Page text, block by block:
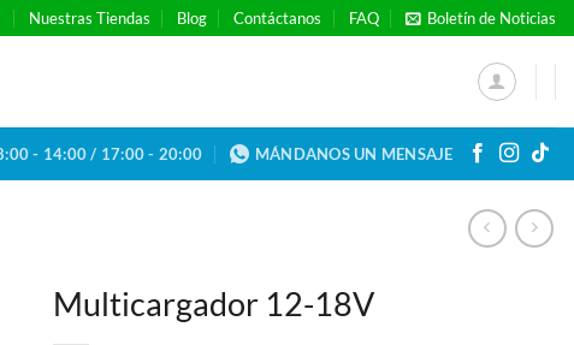
Nuestras Tiendas Blog Contáctanos FAQ Boletín de Noticias
- 14:00 / 17:00 - 20:00 MÁNDANOS UN MENSAJE
Multicargador 12-18V